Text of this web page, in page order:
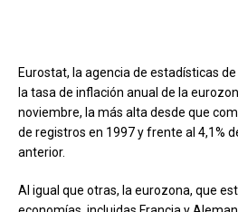
Eurostat, la agencia de estadísticas
la tasa de inflación anual de la
noviembre, la más alta desde que
de registros en 1997 y frente al 4,1%
anterior.
Al igual que otras, la eurozona, que